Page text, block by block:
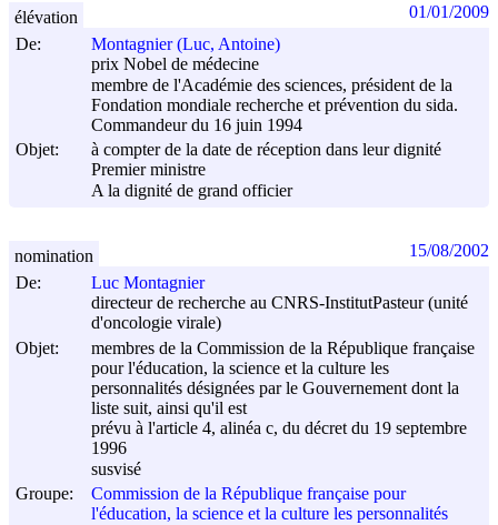
De:
Montagnier (Luc, Antoine)
prix Nobel de médecine
membre de l'Académie des sciences, président de la
Fondation mondiale recherche et prévention du sida.
Commandeur du 16 juin 1994
Objet:
à compter de la date de réception dans leur dignité
Premier ministre
A la dignité de grand officier
élévation 01/01/2009
De:
Luc Montagnier
directeur de recherche au CNRS-InstitutPasteur (unité
d'oncologie virale)
Objet:
membres de la Commission de la République française
pour l'éducation, la science et la culture les
personnalités désignées par le Gouvernement dont la
liste suit, ainsi qu'il est
prévu à l'article 4, alinéa c, du décret du 19 septembre
1996
susvisé
Groupe:
Commission de la République française pour
l'éducation, la science et la culture les personnalités
nomination 15/08/2002